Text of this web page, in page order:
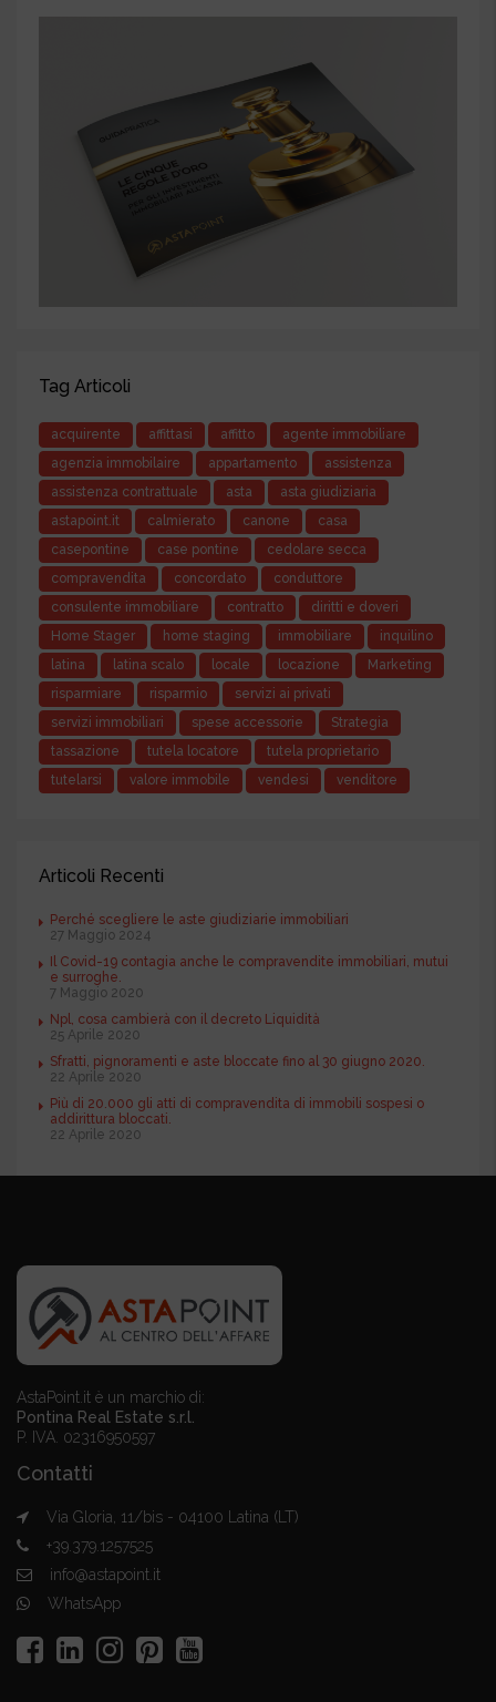
Tag Articoli
acquirente affittasi affitto
agente immobiliare
agenzia immobilaire
appartamento
assistenza
assistenza contrattuale
asta
asta giudiziaria
astapoint.it
calmierato canone
casa
casepontine
case pontine
cedolare secca
compravendita
concordato
conduttore
consulente immobiliare
contratto
diritti e doveri
Home Stager
home staging immobiliare
inquilino
latina
latina scalo locale locazione
Marketing
risparmiare
risparmio
servizi ai privati
servizi immobiliari
spese accessorie
Strategia
tassazione
tutela locatore
tutela proprietario
tutelarsi
valore immobile vendesi venditore
Articoli Recenti
Perché scegliere le aste giudiziarie immobiliari
27 Maggio 2024
Il Covid-19 contagia anche le compravendite immobiliari, mutui
e surroghe.
7 Maggio 2020
Npl, cosa cambierà con il decreto Liquidità
25 Aprile 2020
Sfratti, pignoramenti e aste bloccate fino al 30 giugno 2020.
22 Aprile 2020
Più di 20.000 gli atti di compravendita di immobili sospesi o
addirittura bloccati.
22 Aprile 2020
AstaPoint.it è un marchio di:
Pontina Real Estate s.r.l.
P. IVA. 02316950597
Contatti
Via Gloria, 11/bis - 04100 Latina (LT)
+39.379.1257525
info@astapoint.it
WhatsApp